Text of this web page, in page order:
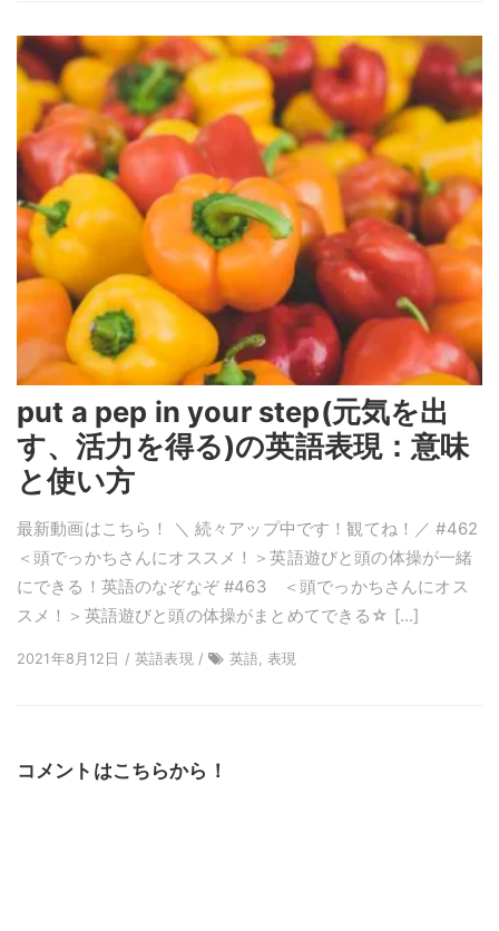
put a pep in your step(元気を出
す、活力を得る)の英語表現：意味
と使い方
最新動画はこちら！ ＼ 続々アップ中です！観てね！／ #462
＜頭でっかちさんにオススメ！＞英語遊びと頭の体操が一緒
にできる！英語のなぞなぞ #463 ＜頭でっかちさんにオス
スメ！＞英語遊びと頭の体操がまとめてできる☆ […]
2021年8月12日 / 英語表現 / 英語, 表現
コメントはこちらから！